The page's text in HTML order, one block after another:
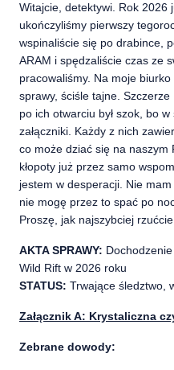
Witajcie, detektywi. Rok 2026
ukończyliśmy pierwszy
wspinaliście się po drabince,
ARAM i spędzaliście czas ze
pracowaliśmy. Na moje
sprawy, ściśle tajne.
po ich otwarciu był szok, bo
załączniki. Każdy z nich
co może dziać się na naszym
kłopoty już przez samo
jestem w desperacji. Nie
nie mogę przez to spać po
Proszę, jak najszybciej
AKTA SPRAWY:
Wild Rift w 2026 roku
STATUS: Trwające śledztwo,
Załącznik A: Krystaliczna
Zebrane dowody: